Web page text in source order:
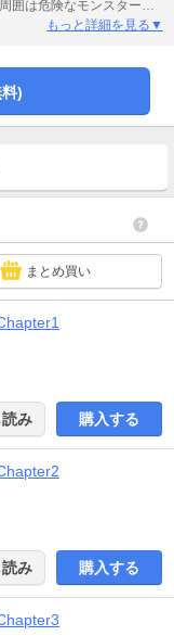
囲は危険なモンスターば
のは己のサバイバル知識
ハードモードな異世界生
もっと詳細を見る▼
)
まとめ買い
み 購入する
み 購入する